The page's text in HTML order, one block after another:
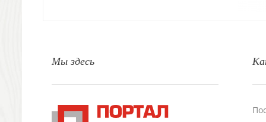
Промо
Мы здесь